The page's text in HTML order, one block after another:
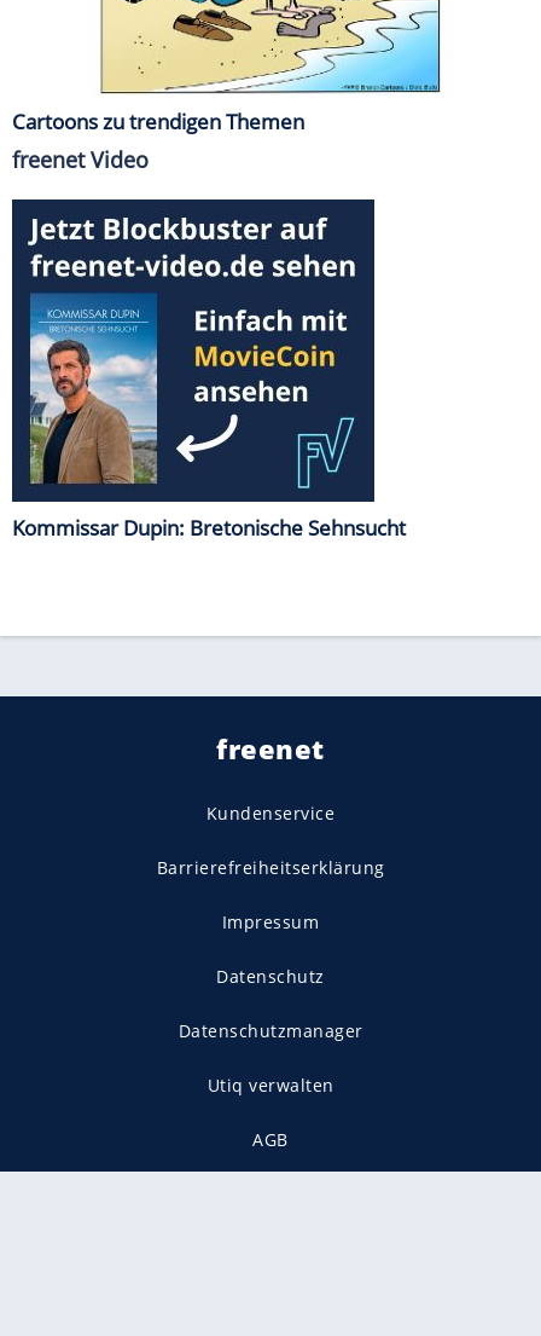
Cartoons zu trendigen Themen
freenet Video
Kommissar Dupin: Bretonische Sehnsucht
freenet
Kundenservice
Barrierefreiheitserklärung
Impressum
Datenschutz
Datenschutzmanager
Utiq verwalten
AGB